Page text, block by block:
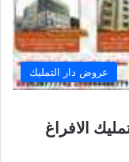
عروض دار التمليك
الافراغ